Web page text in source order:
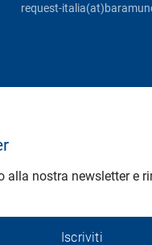
request-
alla nostra newsletter e
Iscriviti